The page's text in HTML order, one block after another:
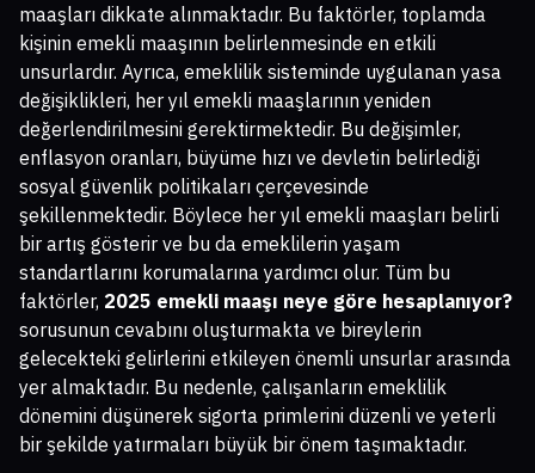
maaşları dikkate alınmaktadır. Bu faktörler, toplamda
kişinin emekli maaşının belirlenmesinde en etkili
unsurlardır. Ayrıca, emeklilik sisteminde uygulanan yasa
değişiklikleri, her yıl emekli maaşlarının yeniden
değerlendirilmesini gerektirmektedir. Bu değişimler,
enflasyon oranları, büyüme hızı ve devletin belirlediği
sosyal güvenlik politikaları çerçevesinde
şekillenmektedir. Böylece her yıl emekli maaşları belirli
bir artış gösterir ve bu da emeklilerin yaşam
standartlarını korumalarına yardımcı olur. Tüm bu
faktörler, 2025 emekli maaşı neye göre hesaplanıyor?
sorusunun cevabını oluşturmakta ve bireylerin
gelecekteki gelirlerini etkileyen önemli unsurlar arasında
yer almaktadır. Bu nedenle, çalışanların emeklilik
dönemini düşünerek sigorta primlerini düzenli ve yeterli
bir şekilde yatırmaları büyük bir önem taşımaktadır.